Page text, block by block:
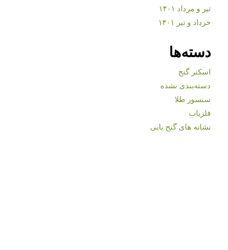
تیر و مرداد ۱۴۰۱
خرداد و تیر ۱۴۰۱
دسته‌ها
اسکنر گنج
دسته‌بندی نشده
سنسور طلا
فلزیاب
نشانه های گنج یابی